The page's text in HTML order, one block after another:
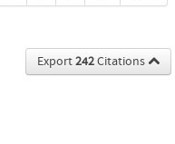
Export242Citations